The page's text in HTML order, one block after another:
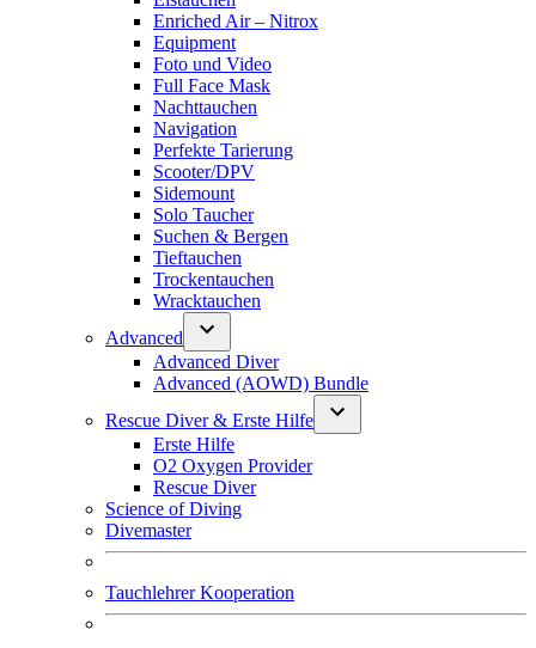
Enriched Air – Nitrox
Equipment
Foto und Video
Full Face Mask
Nachttauchen
Navigation
Perfekte Tarierung
Scooter/DPV
Sidemount
Solo Taucher
Suchen & Bergen
Tieftauchen
Trockentauchen
Wracktauchen
Advanced
Advanced Diver
Advanced (AOWD) Bundle
Rescue Diver & Erste Hilfe
Erste Hilfe
O2 Oxygen Provider
Rescue Diver
Science of Diving
Divemaster
Tauchlehrer Kooperation